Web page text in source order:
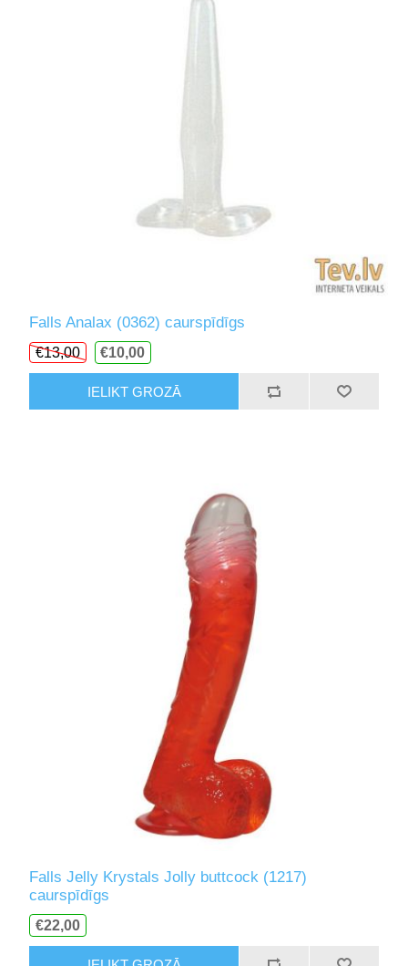
Falls Analax (0362) caurspīdīgs
€13,00 €10,00
IELIKT GROZĀ
Falls Jelly Krystals Jolly buttcock (1217)
caurspīdīgs
€22,00